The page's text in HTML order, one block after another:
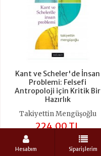
Hesabım Siparişlerim
Kant ve Scheler'de İnsan
Problemi: Felsefi
Antropoloji için Kritik Bir
Hazırlık
Takiyettin Mengüşoğlu
224,00 TL